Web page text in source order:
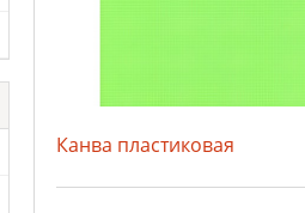
Канва пластиковая